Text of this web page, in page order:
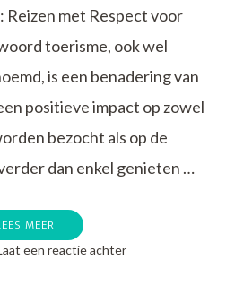
met Respect voor
toerisme, ook wel
is een benadering van
positieve impact op zowel
bezocht als op de
dan enkel genieten …
MEER
een reactie achterop